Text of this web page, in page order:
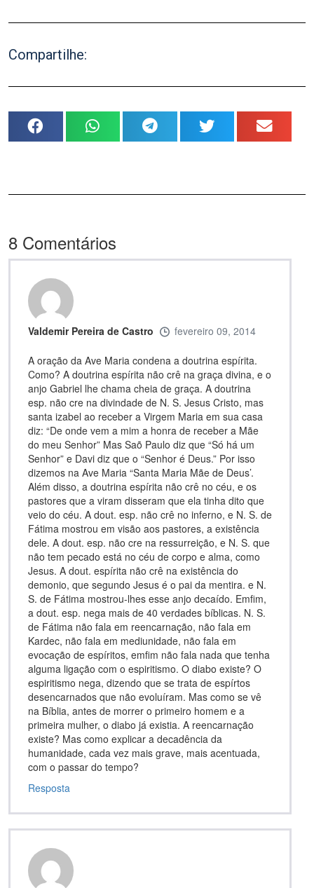
Compartilhe:
8 Comentários
Valdemir Pereira de Castro fevereiro 09, 2014
A oração da Ave Maria condena a doutrina espírita.
Como? A doutrina espírita não crê na graça divina, e o
anjo Gabriel lhe chama cheia de graça. A doutrina
esp. não cre na divindade de N. S. Jesus Cristo, mas
santa izabel ao receber a Virgem Maria em sua casa
diz: “De onde vem a mim a honra de receber a Mãe
do meu Senhor” Mas Saõ Paulo diz que “Só há um
Senhor” e Davi diz que o “Senhor é Deus.” Por isso
dizemos na Ave Maria “Santa Maria Mãe de Deus’.
Além disso, a doutrina espírita não crê no céu, e os
pastores que a viram disseram que ela tinha dito que
veio do céu. A dout. esp. não crê no inferno, e N. S. de
Fátima mostrou em visão aos pastores, a existência
dele. A dout. esp. não cre na ressurreição, e N. S. que
não tem pecado está no céu de corpo e alma, como
Jesus. A dout. espírita não crê na existência do
demonio, que segundo Jesus é o pai da mentira. e N.
S. de Fátima mostrou-lhes esse anjo decaído. Emfim,
a dout. esp. nega mais de 40 verdades bíblicas. N. S.
de Fátima não fala em reencarnação, não fala em
Kardec, não fala em mediunidade, não fala em
evocação de espíritos, emfim não fala nada que tenha
alguma ligação com o espiritismo. O diabo existe? O
espiritismo nega, dizendo que se trata de espírtos
desencarnados que não evoluíram. Mas como se vê
na Bíblia, antes de morrer o primeiro homem e a
primeira mulher, o diabo já existia. A reencarnação
existe? Mas como explicar a decadência da
humanidade, cada vez mais grave, mais acentuada,
com o passar do tempo?
Resposta